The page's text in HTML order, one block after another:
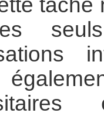
tâche